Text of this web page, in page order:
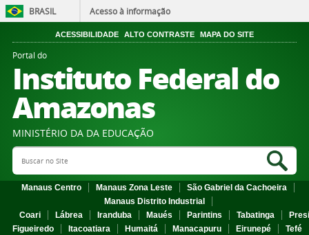
BRASIL Acesso à informação
ACESSIBILIDADE ALTO CONTRASTE MAPA DO SITE
Portal do
Instituto Federal do
Amazonas
MINISTÉRIO DA DA EDUCAÇÃO
Search Site
Manaus Centro Manaus Zona Leste
São Gabriel da Cachoeira
Manaus Distrito Industrial
Coari
Lábrea Iranduba Maués Parintins Tabatinga
Figueiredo
Itacoatiara Humaitá Manacapuru Eirunepé
Tefé